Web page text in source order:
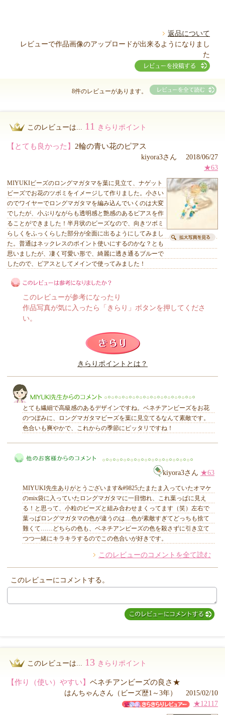
返品について
レビューで作品画像のアップロードが出来るようになりまし
た
8件のレビューがあります。
このレビューは... 11 きらりポイント
【とても良かった】 2輪の青い花のピアス
kiyora3さん 2018/06/27
★63
MIYUKIビーズのロングマガタマを葉に見立て、ナゲット
ビーズでお花のツボミをイメージして作りました。小さい
のでワイヤーでロングマガタマを編み込んでいくのは大変
でしたが、小ぶりながらも透明感と艶感のあるピアスを作
ることができました！半月状のビーズなので、向きツボミ
らしくをふっくらした部分が全面に出るようにしてみまし
た。普通はネックレスのポイント使いにするのかな？とも
思いましたが、凄く可愛い形で、綺麗に透き通るブルーで
したので、ピアスとしてメインで使ってみました！
このレビューは参考になりましたか？
このレビューが参考になったり
作品写真が気に入ったら「きらり」ボタンを押してくださ
い。
きらりポイントとは？
MIYUKI先生からのコメント
とても繊細で高級感のあるデザインですね。ベネチアンビーズをお花
のつぼみに、ロングマガタマビーズを葉に見立てるなんて素敵です。
色合いも爽やかで、これからの季節にピッタリですね！
他のお客様からのコメント
kiyora3さん ★63
MIYUKI先生ありがとうございます&#9825;たまたま入っていたオマケ
のmix袋に入っていたロングマガタマに一目惚れ、これ葉っぱに見え
る！と思って、小粒のビーズと組み合わせまくってます（笑）左右で
葉っぱロングマガタマの色が違うのは…色が素敵すぎてどっちも捨て
難くて……どちらの色も、ベネチアンビーズの色を殺さずに引き立て
つつ一緒にキラキラするのでこの色合いが好きです。
このレビューのコメントを全て読む
このレビューにコメントする。
このレビューは... 13 きらりポイント
【作り（使い）やすい】 ベネチアンビーズの良さ★
はんちゃんさん（ビーズ歴1～3年） 2015/02/10
★12117